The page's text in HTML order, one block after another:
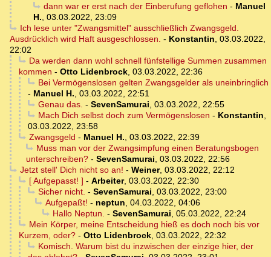
dann war er erst nach der Einberufung geflohen - Manuel
H., 03.03.2022, 23:09
Ich lese unter "Zwangsmittel" ausschließlich Zwangsgeld.
Ausdrücklich wird Haft ausgeschlossen. - Konstantin, 03.03.2022,
22:02
Da werden dann wohl schnell fünfstellige Summen zusammen
kommen - Otto Lidenbrock, 03.03.2022, 22:36
Bei Vermögenslosen gelten Zwangsgelder als uneinbringlich
- Manuel H., 03.03.2022, 22:51
Genau das. - SevenSamurai, 03.03.2022, 22:55
Mach Dich selbst doch zum Vermögenslosen - Konstantin,
03.03.2022, 23:58
Zwangsgeld - Manuel H., 03.03.2022, 22:39
Muss man vor der Zwangsimpfung einen Beratungsbogen
unterschreiben? - SevenSamurai, 03.03.2022, 22:56
Jetzt stell' Dich nicht so an! - Weiner, 03.03.2022, 22:12
[ Aufgepasst! ] - Arbeiter, 03.03.2022, 22:30
Sicher nicht. - SevenSamurai, 03.03.2022, 23:00
Aufgepaßt! - neptun, 04.03.2022, 04:06
Hallo Neptun. - SevenSamurai, 05.03.2022, 22:24
Mein Körper, meine Entscheidung hieß es doch noch bis vor
Kurzem, oder? - Otto Lidenbrock, 03.03.2022, 22:32
Komisch. Warum bist du inzwischen der einzige hier, der